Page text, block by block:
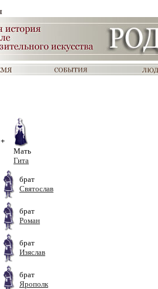
+
Мать
Гита
брат
Святослав
брат
Роман
брат
Изяслав
брат
Ярополк